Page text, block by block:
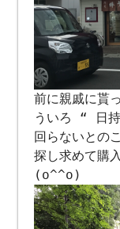
前に親戚に貰
ういろ “ 日持
回らないとの
探し求めて
(o^^o)